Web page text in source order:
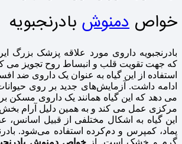
خواص دمنوش بادرنجبویه
بادرنجبویه داروی مورد علاقه پزشک بزرگ
که جهت تقویت قلب و انبساط روح تجویز می
استفاده از این گیاه به عنوان یک داروی ضد
ادامه داشت. آزمایش‌های جدید بر روی
می دهد که این گیاه همانند یک داروی مسکن
مرکزی عمل می کند و به همین دلیل آرام
این گیاه به اشکال مختلفی از قبیل اسانس،
پماد، کمپرس و دم‌کرده استفاده می‌شود.
گرم و خشک است. از خواص دمنوش